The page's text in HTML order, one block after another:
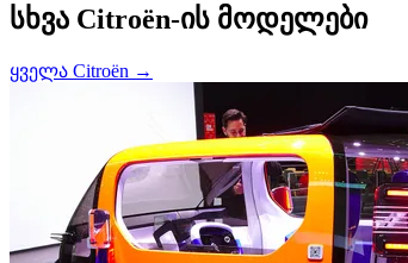
სხვა Citroën-ის მოდელები
ყველა Citroën →